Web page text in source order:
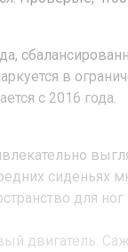
в
с 2016 года.
сиденьях
для
двигатель.